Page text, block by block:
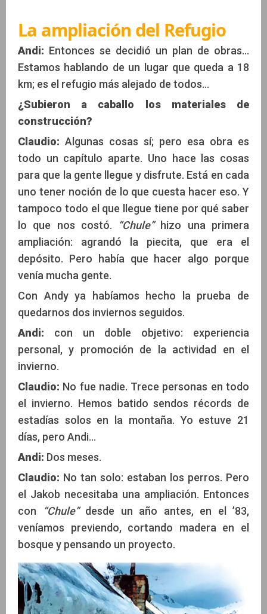
La ampliación del Refugio
Andi: Entonces se decidió un plan de obras...
Estamos hablando de un lugar que queda a 18
km; es el refugio más alejado de todos...
¿Subieron a caballo los materiales de
construcción?
Claudio: Algunas cosas sí; pero esa obra es
todo un capítulo aparte. Uno hace las cosas
para que la gente llegue y disfrute. Está en cada
uno tener noción de lo que cuesta hacer eso. Y
tampoco todo el que llegue tiene por qué saber
lo que nos costó.
“Chule”hizo una primera
ampliación: agrandó la piecita, que era el
depósito. Pero había que hacer algo porque
venía mucha gente.
Con Andy ya habíamos hecho la prueba de
quedarnos dos inviernos seguidos.
Andi: con un doble objetivo: experiencia
personal, y promoción de la actividad en el
invierno.
Claudio: No fue nadie. Trece personas en todo
el invierno. Hemos batido sendos récords de
estadías solos en la montaña. Yo estuve 21
días, pero Andi...
Andi: Dos meses.
Claudio: No tan solo: estaban los perros. Pero
el Jakob necesitaba una ampliación. Entonces
con
“Chule”desde un año antes, en el ’83,
veníamos previendo, cortando madera en el
bosque y pensando un proyecto.